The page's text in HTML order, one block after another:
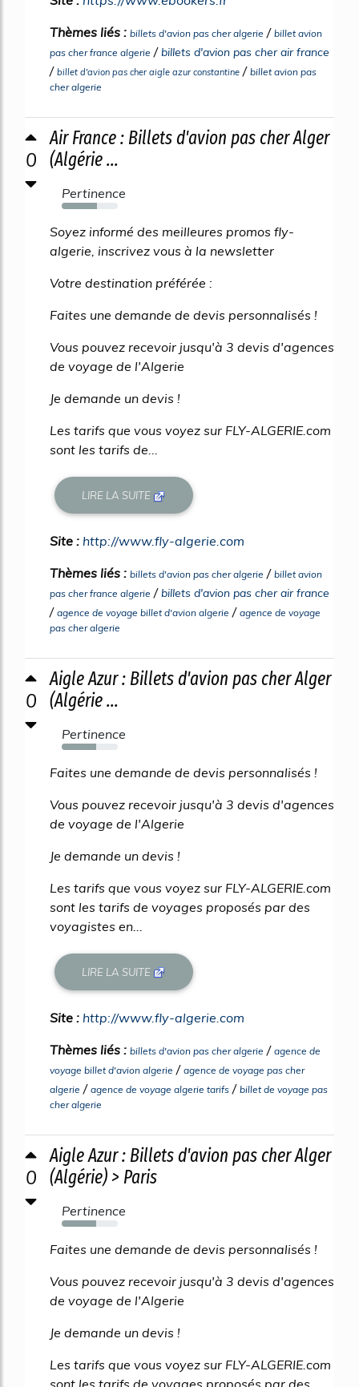
Thèmes liés : billets d'avion pas cher algerie / billet avion
pas cher france algerie /billets d'avion pas cher air france
/ billet d'avion pas cher aigle azur constantine / billet avion pas
cher algerie
0
Air France : Billets d'avion pas cher Alger
(Algérie ...
Pertinence
63%
Soyez informé des meilleures promos fly-
algerie, inscrivez vous à la newsletter
Votre destination préférée :
Faites une demande de devis personnalisés !
Vous pouvez recevoir jusqu'à 3 devis d'agences
de voyage de l'Algerie
Je demande un devis !
Les tarifs que vous voyez sur FLY-ALGERIE.com
sont les tarifs de...
LIRE LA SUITE
Site : http://www.fly-algerie.com
Thèmes liés : billets d'avion pas cher algerie / billet avion
pas cher france algerie /billets d'avion pas cher air france
/ agence de voyage billet d'avion algerie / agence de voyage
pas cher algerie
0
Aigle Azur : Billets d'avion pas cher Alger
(Algérie ...
Pertinence
62%
Faites une demande de devis personnalisés !
Vous pouvez recevoir jusqu'à 3 devis d'agences
de voyage de l'Algerie
Je demande un devis !
Les tarifs que vous voyez sur FLY-ALGERIE.com
sont les tarifs de voyages proposés par des
voyagistes en...
LIRE LA SUITE
Site : http://www.fly-algerie.com
Thèmes liés : billets d'avion pas cher algerie / agence de
voyage billet d'avion algerie / agence de voyage pas cher
algerie / agence de voyage algerie tarifs / billet de voyage pas
cher algerie
0
Aigle Azur : Billets d'avion pas cher Alger
(Algérie) > Paris
Pertinence
62%
Faites une demande de devis personnalisés !
Vous pouvez recevoir jusqu'à 3 devis d'agences
de voyage de l'Algerie
Je demande un devis !
Les tarifs que vous voyez sur FLY-ALGERIE.com